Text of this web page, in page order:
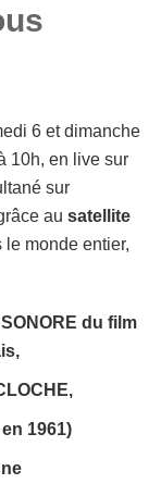
6 et dimanche
10h, en live sur
sur
au satellite
monde entier,
du film
1961)